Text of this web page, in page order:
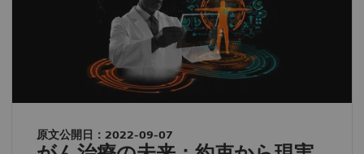
原文公開日：2022-09-07